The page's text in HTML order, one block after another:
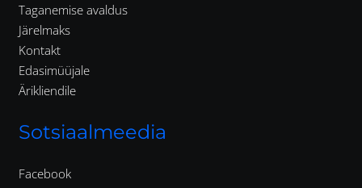
Taganemise avaldus
Järelmaks
Kontakt
Edasimüüjale
Ärikliendile
Sotsiaalmeedia
Facebook